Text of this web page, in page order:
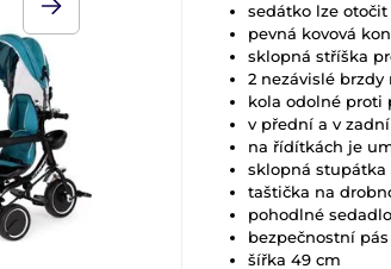
sedátko lze otočit
pevná kovová
sklopná stříška
2 nezávislé
kola odolné proti
v přední a v
na řídítkách je
sklopná stupátka
taštička na
pohodlné
bezpečnostní
šířka 49 cm